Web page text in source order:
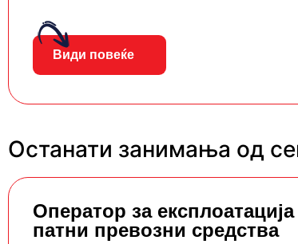
Види повеќе
Останати занимања од
Oператор за
патни превозни средства